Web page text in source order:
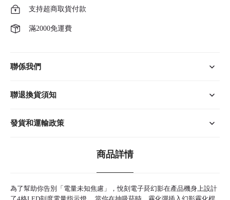
支持超商取貨付款
滿2000免運費
聯係我們
聯退換貨須知
發貨和運輸政策
商品詳情
為了幫助你告別「電量未知焦慮」，悅刻電子菸幻影在產品機身上設計